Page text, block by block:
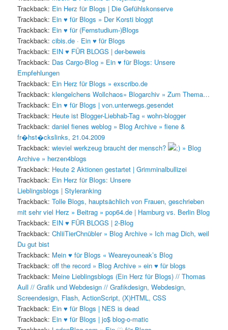
Trackback: Ein Herz für Blogs | Die Gefühlskonserve
Trackback: Ein ♥ für Blogs » Der Korsti bloggt
Trackback: Ein ♥ für (Fernstudium-)Blogs
Trackback:cibis.de · Ein ♥ für Blogs
Trackback: EIN ♥ FÜR BLOGS | der-beweis
Trackback: Das Cargo-Blog » Ein ♥ für Blogs: Unsere
Empfehlungen
Trackback: Ein Herz für Blogs » exscribo.de
Trackback:klengelchens Wollchaos» Blogarchiv » Zum Thema…
Trackback: Ein ♥ für Blogs | von.unterwegs.gesendet
Trackback: Heute ist Blogger-Liebhab-Tag « wohn-blogger
Trackback:daniel fienes weblog » Blog Archive » fiene &
fr�hst�ckslinks, 21.04.2009
Trackback:wieviel werkzeug braucht der mensch?
» Blog
Archive » herzen4blogs
Trackback: Heute 2 Aktionen gestartet | Grimminalbullizei
Trackback: Ein Herz für Blogs: Unsere
Lieblingsblogs | Styleranking
Trackback:Tolle Blogs, hauptsächlich von Frauen, geschrieben
mit sehr viel Herz » Beitrag » pop64.de | Hamburg vs. Berlin Blog
Trackback: EIN ♥ FÜR BLOGS | 2-Blog
Trackback:ChliiTierChnübler » Blog Archive » Ich mag Dich, weil
Du gut bist
Trackback: Mein ♥ für Blogs « Weareyouneak’s Blog
Trackback:off the record » Blog Archive » ein ♥ für blogs
Trackback: Meine Lieblingsblogs (Ein Herz für Blogs) // Thomas
Aull // Grafik und Webdesign // Grafikdesign, Webdesign,
Screendesign, Flash, ActionScript, (X)HTML, CSS
Trackback: Ein ♥ für Blogs | NES is dead
Trackback: Ein ♥ für Blogs | jo$ blog-o-matic